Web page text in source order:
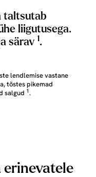
taltsutab
liigutusega.
särav 1.
lendlemise vastane
tõstes pikemad
salgud 1.
erinevatele